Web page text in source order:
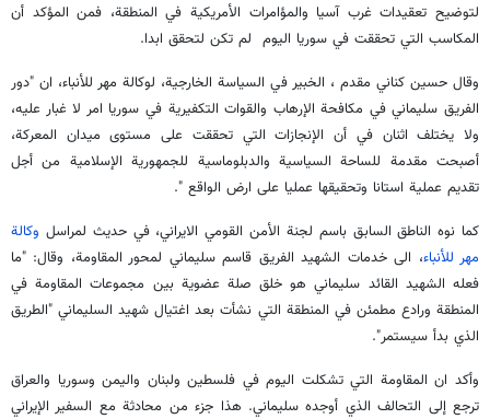
لتوضيح تعقيدات غرب آسيا والمؤامرات الأمريكية في المنطقة، فمن المؤكد أن
المكاسب التي تحققت في سوريا اليوم لم تكن لتحقق ابدا.
وقال حسين كناني مقدم ، الخبير في السياسة الخارجية، لوكالة مهر للأنباء، ان "دور
الفريق سليماني في مكافحة الإرهاب والقوات التكفيرية في سوريا امر لا غبار عليه،
ولا يختلف اثنان في أن الإنجازات التي تحققت على مستوى ميدان المعركة،
أصبحت مقدمة للساحة السياسية والدبلوماسية للجمهورية الإسلامية من أجل
تقديم عملية استانا وتحقيقها عمليا على ارض الواقع ".
كما نوه الناطق السابق باسم لجنة الأمن القومي الايراني، في حديث لمراسل وكالة
مهر للأنباء، الى خدمات الشهيد الفريق قاسم سليماني لمحور المقاومة، وقال: "ما
فعله الشهيد القائد سليماني هو خلق صلة عضوية بين مجموعات المقاومة في
المنطقة ورادع مطمئن في المنطقة التي نشأت بعد اغتيال شهيد السليماني "الطريق
الذي بدأ سيستمر".
وأكد ان المقاومة التي تشكلت اليوم في فلسطين ولبنان واليمن وسوريا والعراق
ترجع إلى التحالف الذي أوجده سليماني. هذا جزء من محادثة مع السفير الإيراني